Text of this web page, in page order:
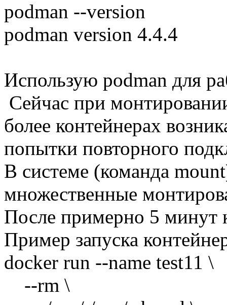
podman --version
podman version 4.4.4
Использую podman для
Сейчас при
более контейнерах
попытки повторного
В системе (команда
множественные
После примерно 5 минут
Пример запуска
docker run --name test11 \
--rm \